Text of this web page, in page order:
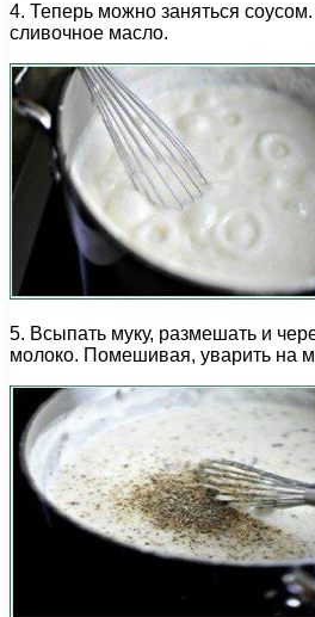
4. Теперь можно заняться
сливочное масло.
5. Всыпать муку, размешать и
молоко. Помешивая, уварить на